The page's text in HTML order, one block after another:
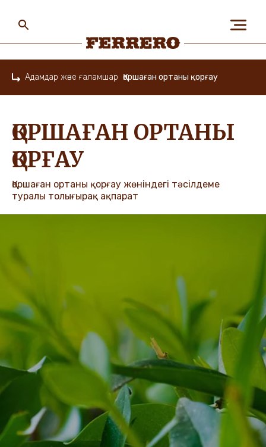
БІЗ ЖАЙЛЫ
АДАМДАР ЖӘНЕ
ҒАЛАМШАР
БІЗДІҢ БРЕНДТЕР
ЖАҢАЛЫҚТАР ЖӘНЕ
ОҚИҒАЛАР
ӘДЕП КОДЕКСІ
main
content
Адамдар және ғаламшар Қоршаған ортаны қорғау
ҚОРШАҒАН ОРТАНЫ
ҚОРҒАУ
Қоршаған ортаны қорғау жөніндегі тәсілдеме
туралы толығырақ ақпарат